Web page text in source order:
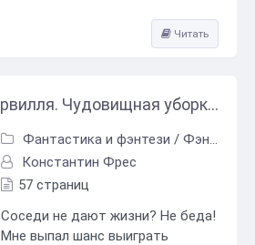
Читать
Хозяйка Монстрвилля. Чудовищная уборка - Константин Фрес
Фантастика и фэнтези / Фэнтези
Константин Фрес
57 страниц
Соседи не дают жизни? Не беда!
Мне выпал шанс выиграть